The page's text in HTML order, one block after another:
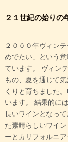
２１世紀の始りの
２０００年ヴィン
めでたい」という
ています。 ヴィン
もの、夏を通じて
くりと育ちました
います。 結果的に
長いワインとなっ
た素晴らしいワイ
ーとカリフォルニ